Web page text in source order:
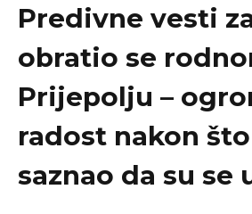
Predivne vesti
obratio se
Prijepolju –
radost nakon
saznao da su se